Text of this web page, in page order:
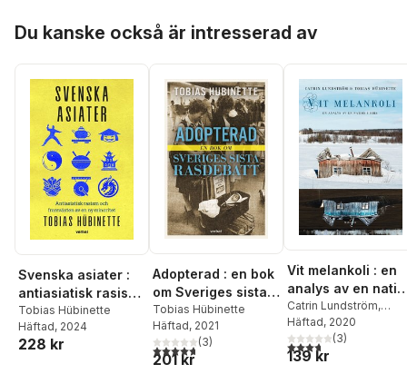
Du kanske också är intresserad av
Svenska asiater :
antiasiatisk rasism
och framväxten av
en ny minoritet
Tobias Hübinette
Häftad, 2024
228 kr
Adopterad : en bok
om Sveriges sista
rasdebatt
Tobias Hübinette
Häftad, 2021
4,7utav 5 stjärnor. Totalt antal röster:
(3)
201 kr
Vit melankoli : en
analys av en
i kris
Catrin Lundström,
Tobias Hübinette
Häftad, 2020
3,7utav 5 stjärnor.
(3)
139 kr